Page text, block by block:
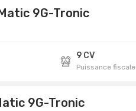
9G-Tronic
9 CV
Puissance fiscale
9G-Tronic